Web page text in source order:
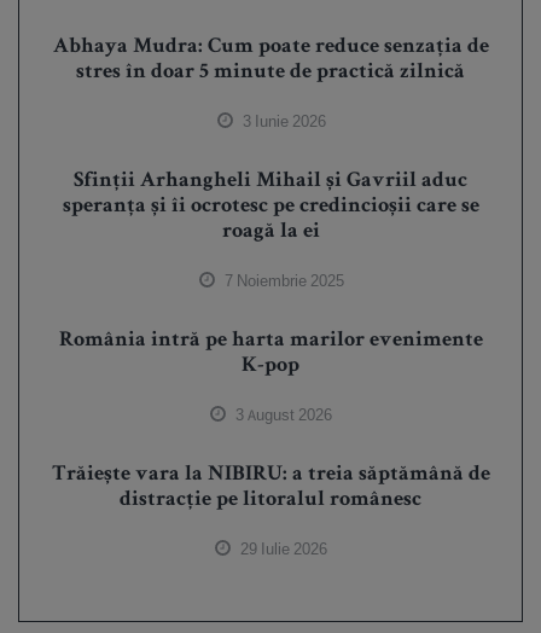
Abhaya Mudra: Cum poate reduce senzația de
stres în doar 5 minute de practică zilnică
3 Iunie 2026
Sfinții Arhangheli Mihail și Gavriil aduc
speranța și îi ocrotesc pe credincioșii care se
roagă la ei
7 Noiembrie 2025
România intră pe harta marilor evenimente
K-pop
3 August 2026
Trăiește vara la NIBIRU: a treia săptămână de
distracție pe litoralul românesc
29 Iulie 2026